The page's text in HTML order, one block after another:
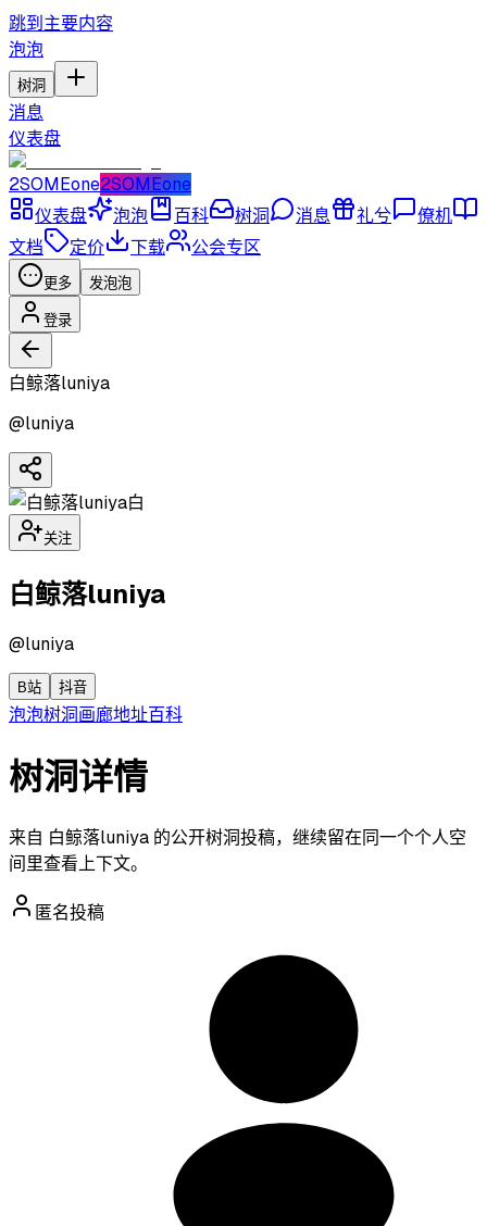
跳到主要内容
泡泡
树洞
消息
仪表盘
2SOMEone2SOMEone
仪表盘
泡泡 百科 树洞 消息 礼兮
僚机
文档
定价 下载 公会专区
更多 发泡泡
登录
白鲸落luniya
@luniya
白
关注
白鲸落luniya
@luniya
B站 抖音
泡泡树洞画廊地址百科
树洞详情
来自 白鲸落luniya 的公开树洞投稿，继续留在同一个个人空
间里查看上下文。
匿名投稿